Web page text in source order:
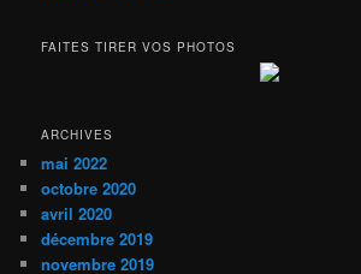
FAITES TIRER VOS PHOTOS
ARCHIVES
mai 2022
octobre 2020
avril 2020
décembre 2019
novembre 2019